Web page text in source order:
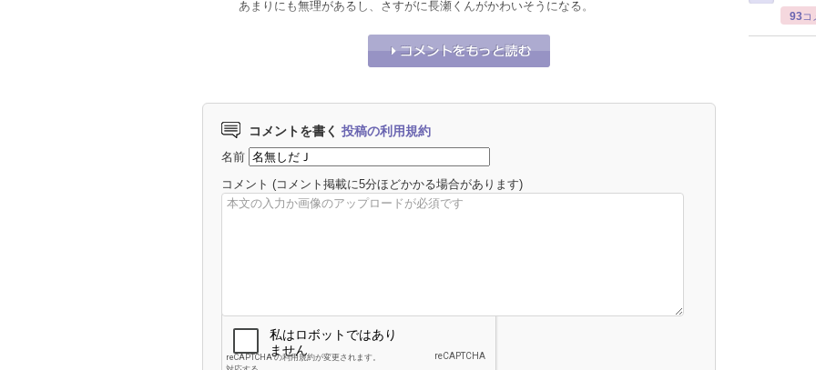
あまりにも無理があるし、さすがに長瀬くんがかわいそうになる。
それな！
コメントを書く 投稿の利用規約
名前
コメント (コメント掲載に5分ほどかかる場合があります)
93コ